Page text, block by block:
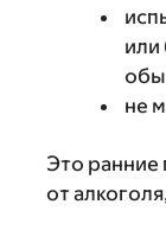
или
не
Это ранние
от